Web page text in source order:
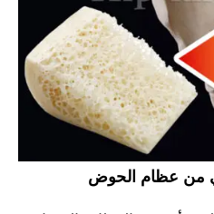
من عظام الحوض